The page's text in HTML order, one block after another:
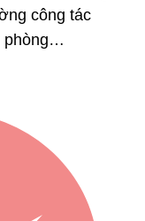
công tác
phòng…